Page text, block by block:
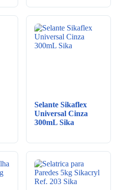
Selante Sikaflex
Universal Cinza
300mL Sika